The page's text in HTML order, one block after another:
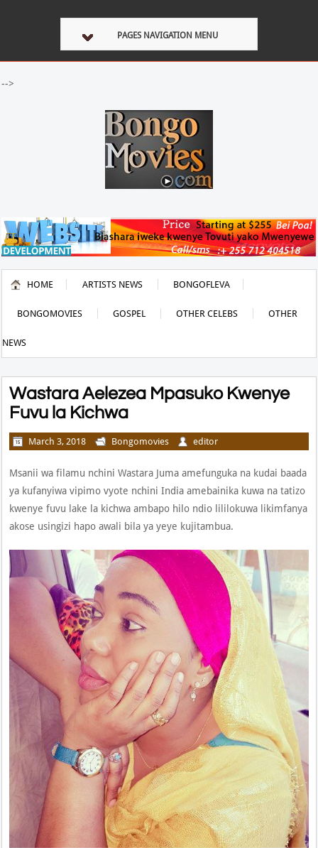
PAGES NAVIGATION MENU
-->
HOME ARTISTS NEWS BONGOFLEVA
BONGOMOVIES GOSPEL OTHER CELEBS OTHER
NEWS
Wastara Aelezea Mpasuko Kwenye
Fuvu la Kichwa
March 3, 2018 Bongomovies editor
Msanii wa filamu nchini Wastara Juma amefunguka na kudai baada
ya kufanyiwa vipimo vyote nchini India amebainika kuwa na tatizo
kwenye fuvu lake la kichwa ambapo hilo ndio lililokuwa likimfanya
akose usingizi hapo awali bila ya yeye kujitambua.